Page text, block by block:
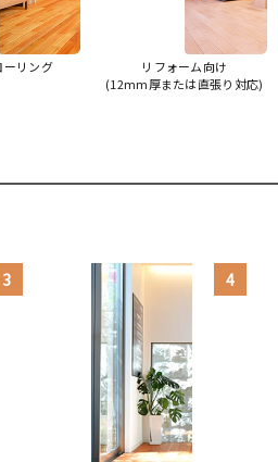
ーリング
リフォーム向け
(12mm厚または直張り対応)
3 4